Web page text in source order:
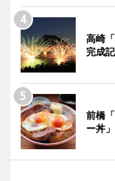
高崎
完成
前橋
ー丼